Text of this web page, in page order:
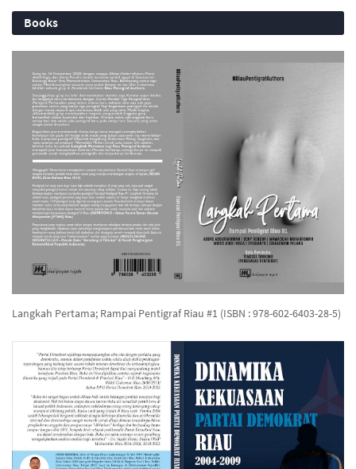
Books
Langkah Pertama; Rampai Pentigraf Riau #1 (ISBN : 978-602-6403-28-5)